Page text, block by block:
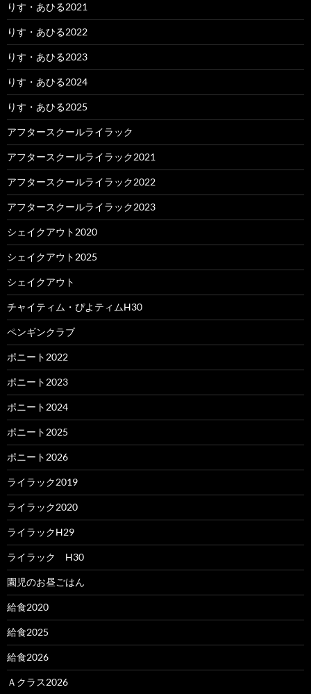
りす・あひる2021
りす・あひる2022
りす・あひる2023
りす・あひる2024
りす・あひる2025
アフタースクールライラック
アフタースクールライラック2021
アフタースクールライラック2022
アフタースクールライラック2023
シェイクアウト2020
シェイクアウト2025
シェイクアウト
チャイティム・ぴよティムH30
ペンギンクラブ
ポニート2022
ポニート2023
ポニート2024
ポニート2025
ポニート2026
ライラック2019
ライラック2020
ライラックH29
ライラック H30
園児のお昼ごはん
給食2020
給食2025
給食2026
Ａクラス2026